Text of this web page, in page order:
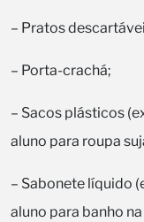
– Pratos
– Porta-crachá;
– Sacos plásticos
aluno para roupa
– Sabonete líquido
aluno para banho